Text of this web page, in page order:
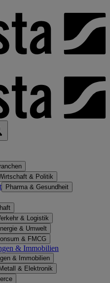
& Politik
Pharma & Gesundheit
& Logistik
& Umwelt
& FMCG
& Immobilien
& Immobilien
Metall & Elektronik